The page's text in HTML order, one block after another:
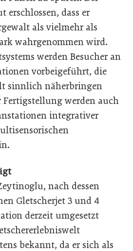
erschlossen, dass er
als vielmehr als
wahrgenommen wird.
werden Besucher an
vorbeigeführt, die
sinnlich näherbringen
Fertigstellung werden auch
integrativer
nach dessen
Gletscherjet 3 und 4
derzeit umgesetzt
bekannt, da er sich als